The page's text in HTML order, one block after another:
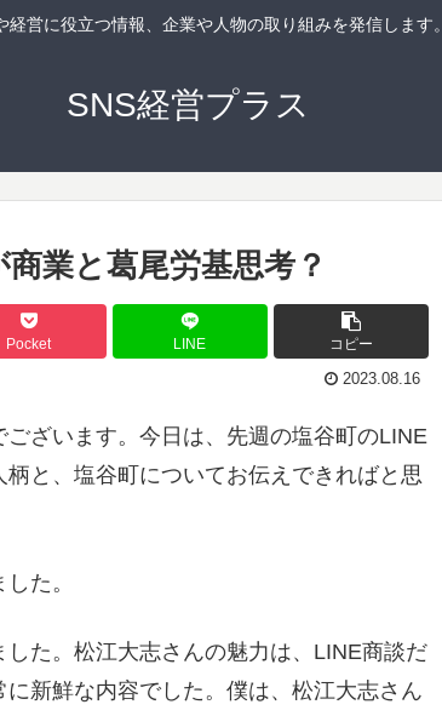
経営に役立つ情報、企業や人物の取り組みを発信します。
SNS経営プラス
業と葛尾労基思考？
Pocket LINE コピー
2023.08.16
ざいます。今日は、先週の塩谷町のLINE
と、塩谷町についてお伝えできればと思
た。
た。松江大志さんの魅力は、LINE商談だ
新鮮な内容でした。僕は、松江大志さん